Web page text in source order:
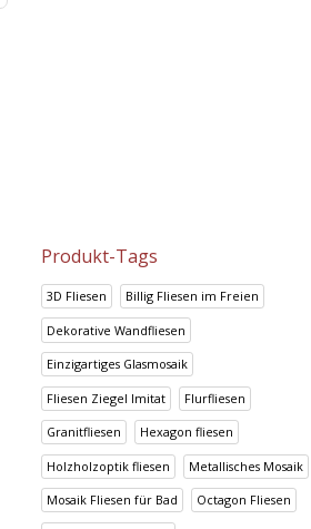
Produkt-Tags
3D Fliesen Billig Fliesen im Freien
Dekorative Wandfliesen
Einzigartiges Glasmosaik
Fliesen Ziegel Imitat Flurfliesen
Granitfliesen Hexagon fliesen
Holzholzoptik fliesen Metallisches Mosaik
Mosaik Fliesen für Bad Octagon Fliesen